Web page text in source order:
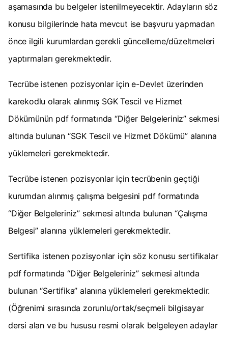
aşamasında bu belgeler istenilmeyecektir. Adayların söz
konusu bilgilerinde hata mevcut ise başvuru yapmadan
önce ilgili kurumlardan gerekli güncelleme/düzeltmeleri
yaptırmaları gerekmektedir.
Tecrübe istenen pozisyonlar için e-Devlet üzerinden
karekodlu olarak alınmış SGK Tescil ve Hizmet
Dökümünün pdf formatında “Diğer Belgeleriniz” sekmesi
altında bulunan “SGK Tescil ve Hizmet Dökümü” alanına
yüklemeleri gerekmektedir.
Tecrübe istenen pozisyonlar için tecrübenin geçtiği
kurumdan alınmış çalışma belgesini pdf formatında
“Diğer Belgeleriniz” sekmesi altında bulunan “Çalışma
Belgesi” alanına yüklemeleri gerekmektedir.
Sertifika istenen pozisyonlar için söz konusu sertifikalar
pdf formatında “Diğer Belgeleriniz” sekmesi altında
bulunan “Sertifika” alanına yüklemeleri gerekmektedir.
(Öğrenimi sırasında zorunlu/ortak/seçmeli bilgisayar
dersi alan ve bu hususu resmi olarak belgeleyen adaylar